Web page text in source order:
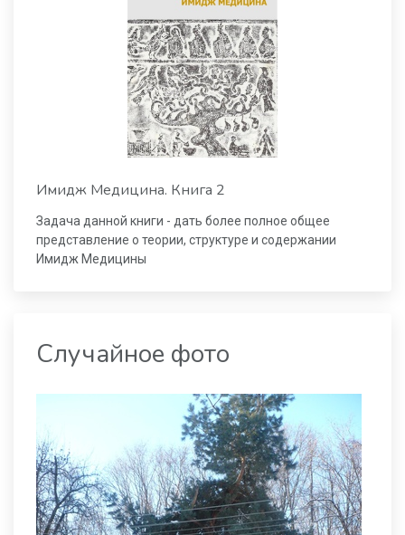
Имидж Медицина. Книга 2
Задача данной книги - дать более полное общее
представление о теории, структуре и содержании
Имидж Медицины
Случайное фото